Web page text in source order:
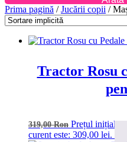
Prima pagină /Jucării copii /
Tractor Rosu
319,00Ron Prețul inițial a
curent este: 309,00 lei.